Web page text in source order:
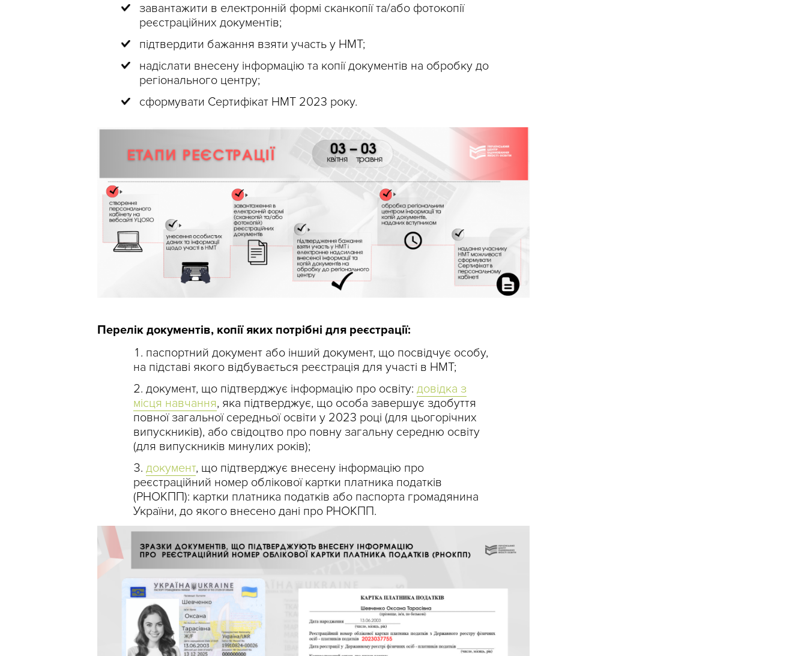
завантажити в електронній формі сканкопії та/або фотокопії
реєстраційних документів;
підтвердити бажання взяти участь у НМТ;
надіслати внесену інформацію та копії документів на обробку до
регіонального центру;
сформувати Сертифікат НМТ 2023 року.
Перелік документів, копії яких потрібні для реєстрації:
паспортний документ або інший документ, що посвідчує особу,
на підставі якого відбувається реєстрація для участі в НМТ;
документ, що підтверджує інформацію про освіту: довідка з
місця навчання, яка підтверджує, що особа завершує здобуття
повної загальної середньої освіти у 2023 році (для цьогорічних
випускників), або свідоцтво про повну загальну середню освіту
(для випускників минулих років);
документ, що підтверджує внесену інформацію про
реєстраційний номер облікової картки платника податків
(РНОКПП): картки платника податків або паспорта громадянина
України, до якого внесено дані про РНОКПП.